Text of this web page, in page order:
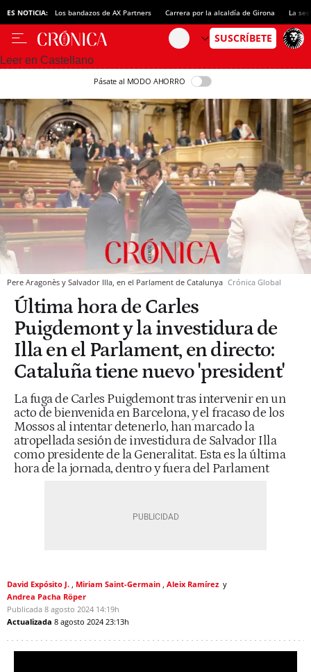
ES NOTICIA: Los bandazos de AX Partners Carrera por la alcaldía de Girona La
Leer en Castellano
Pásate al MODO AHORRO
Pere Aragonès y Salvador Illa, en el Parlament de Catalunya Crónica Global
Última hora de Carles
Puigdemont y la investidura de
Illa en el Parlament, en directo:
Cataluña tiene nuevo 'president'
La fuga de Carles Puigdemont tras intervenir en un
acto de bienvenida en Barcelona, y el fracaso de los
Mossos al intentar detenerlo, han marcado la
atropellada sesión de investidura de Salvador Illa
como presidente de la Generalitat. Esta es la última
hora de la jornada, dentro y fuera del Parlament
David Expósito J. Miriam Saint-Germain Aleix Ramírez
Andrea Pacha Röper
Publicada 8 agosto 2024 14:19h
Actualizada 8 agosto 2024 23:13h